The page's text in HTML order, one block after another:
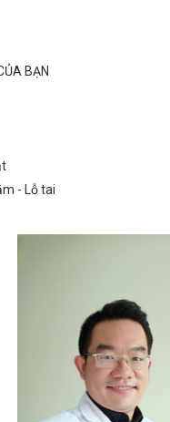
BẠN
- Lỗ tai